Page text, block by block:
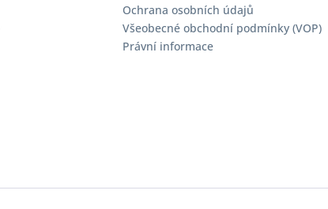
Ochrana osobních údajů
Všeobecné obchodní podmínky (VOP)
Právní informace